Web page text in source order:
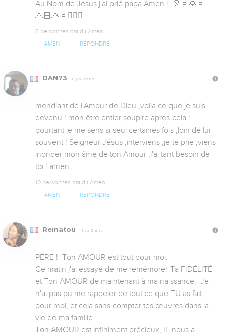
Au Nom de Jésus j'ai prié papa Amen !  🦻🏻🙏🏻
🙏🏻🙏🏻🙇🏻‍♀️
6 personnes ont dit Amen
AMEN RÉPONDRE
DAN73 Il y a 2 ans
mendiant de l'Amour de Dieu ,voila ce que je suis
devenu ! mon être entier soupire après cela !
pourtant je me sens si seul certaines fois ,loin de lui
souvent ! Seigneur Jésus ,interviens ,je te prie ,viens
inonder mon âme de ton Amour ,j'ai tant besoin de
toi ! amen
10 personnes ont dit Amen
AMEN RÉPONDRE
Reinatou Il y a 2 ans
PÈRE !  Ton AMOUR est tout pour moi.
Ce matin j'ai essayé de me remémorer Ta FIDÉLITÉ
et Ton AMOUR de maintenant à ma naissance.  Je
n'ai pas pu me rappeler de tout ce que TU as fait
pour moi, et cela sans compter tes œuvres dans la
vie de ma famille.
Ton AMOUR est infiniment précieux, IL nous a